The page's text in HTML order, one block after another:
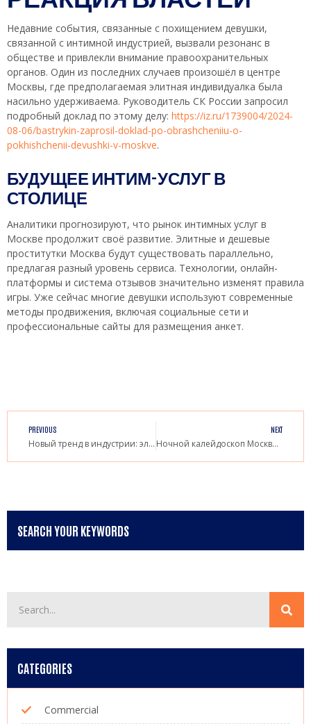
Недавние события, связанные с похищением девушки,
связанной с интимной индустрией, вызвали резонанс в
обществе и привлекли внимание правоохранительных
органов. Один из последних случаев произошёл в центре
Москвы, где предполагаемая элитная индивидуалка была
насильно удерживаема. Руководитель СК России запросил
подробный доклад по этому делу: https://iz.ru/1739004/2024-
08-06/bastrykin-zaprosil-doklad-po-obrashcheniiu-o-
pokhishchenii-devushki-v-moskve.
БУДУЩЕЕ ИНТИМ-УСЛУГ В
СТОЛИЦЕ
Аналитики прогнозируют, что рынок интимных услуг в
Москве продолжит своё развитие. Элитные и дешевые
проститутки Москва будут существовать параллельно,
предлагая разный уровень сервиса. Технологии, онлайн-
платформы и система отзывов значительно изменят правила
игры. Уже сейчас многие девушки используют современные
методы продвижения, включая социальные сети и
профессиональные сайты для размещения анкет.
PREVIOUS
Новый тренд в индустрии: элитный эскорт Москва выходит на уровень люкса
NEXT
Ночной калейдоскоп Москвы: растущий спрос на эскорт и индивидуалок в столице
SEARCH YOUR KEYWORDS
CATEGORIES
Commercial